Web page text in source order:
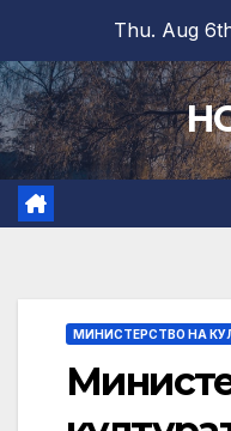
content
Thu. Aug
МИНИСТЕРСТВО НА